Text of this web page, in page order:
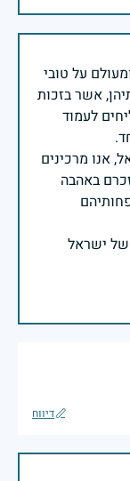
על טובי
אשר בזכות
לעמוד
אנו מרכינים
באהבה
של ישראל
דיווח